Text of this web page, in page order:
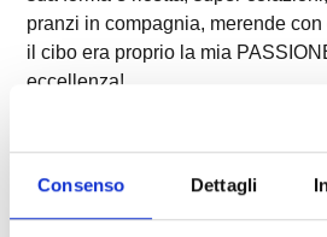
Consenso Dettagli
pranzi in compagnia, merende
il cibo era proprio la mia
eccellenza!
Il mio SOGNO fin da piccolo è
avere un bel fisico ma…senza
cibo!